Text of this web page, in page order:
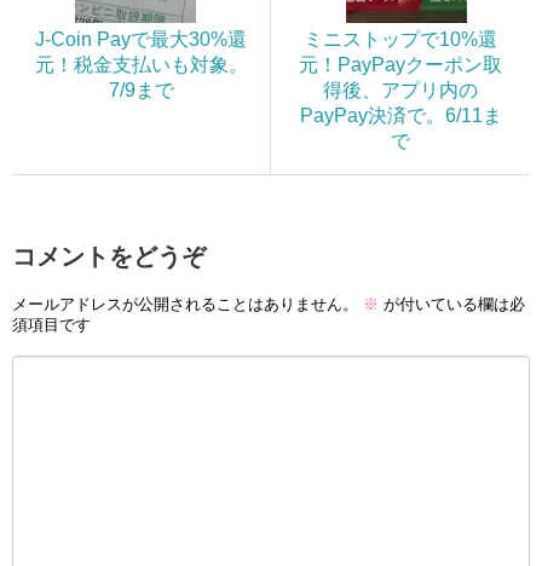
J-Coin Payで最大30%還
元！税金支払いも対象。
7/9まで
ミニストップで10%還
元！PayPayクーポン取
得後、アプリ内の
PayPay決済で。6/11ま
で
コメントをどうぞ
メールアドレスが公開されることはありません。 ※ が付いている欄は必
須項目です